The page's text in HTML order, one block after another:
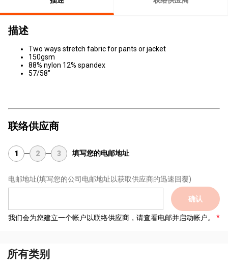
描述
Two ways stretch fabric for pants or jacket
150gsm
88% nylon 12% spandex
57/58"
联络供应商
1 2 3 填写您的电邮地址
电邮地址(填写您的公司电邮地址以获取供应商的迅速回覆)
确认
我们会为您建立一个帐户以联络供应商，请查看电邮并启动帐户。
所有类别